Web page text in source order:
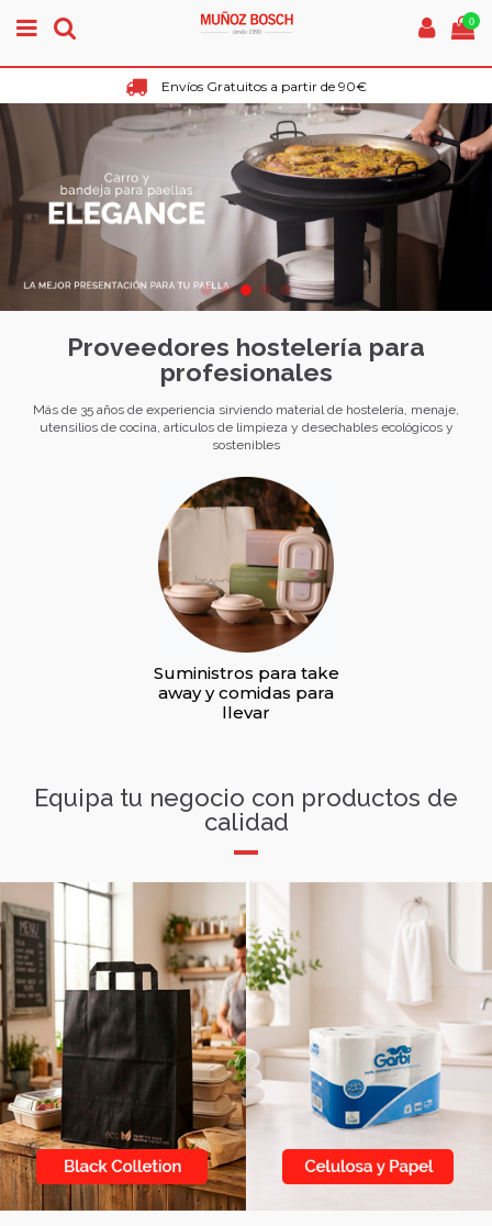
0
Envíos Gratuitos a partir de 90€
Proveedores hostelería para
profesionales
Más de 35 años de experiencia sirviendo material de hostelería, menaje,
utensilios de cocina, artículos de limpieza y desechables ecológicos y
sostenibles
Suministros para take
away y comidas para
Suministros para
Equipa tu negocio con productos de
calidad